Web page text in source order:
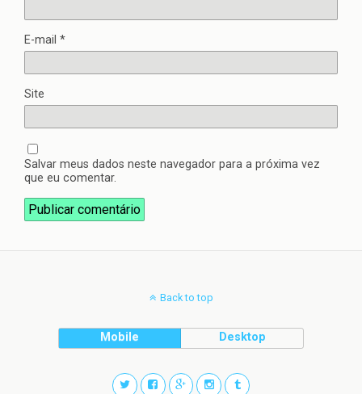
E-mail *
Site
Salvar meus dados neste navegador para a próxima vez
que eu comentar.
Back to top
Mobile Desktop